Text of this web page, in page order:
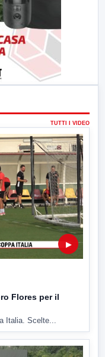
TUTTI I VIDEO
▶
Flores per il
Italia. Scelte...